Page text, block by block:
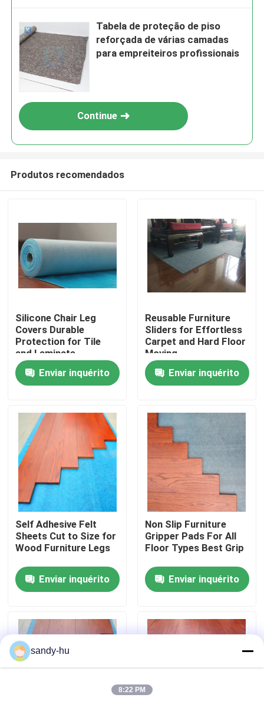
Para casa
Sobre nós
Visita à fábrica
Controle de qualidade
Contacte-nos
Notícias
Casos
protetor do assoalho
Proteção do assoalho
Tabela de proteção de piso
reforçada de várias camadas
para empreiteiros profissionais
Continue
Produtos recomendados
Silicone Chair Leg
Covers Durable
Protection for Tile
and Laminate
Enviar inquérito
Reusable Furniture
Sliders for Effortless
Carpet and Hard Floor
Moving
Enviar inquérito
Self Adhesive Felt
Sheets Cut to Size for
Wood Furniture Legs
Enviar inquérito
Non Slip Furniture
Gripper Pads For All
Floor Types Best Grip
Enviar inquérito
sandy-hu
8:22 PM